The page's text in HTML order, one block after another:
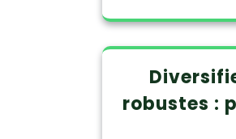
robustes :